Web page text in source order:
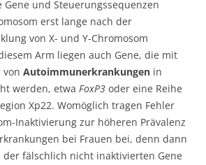
und Steuerungssequenzen
erst lange nach der
von X- und Y-Chromosom
Arm liegen auch Gene, die mit
von Autoimmunerkrankungen in
werden, etwa FoxP3 oder eine Reihe
Xp22. Womöglich tragen Fehler
Inaktivierung zur höheren Prävalenz
bei Frauen bei, denn dann
der fälschlich nicht inaktivierten Gene